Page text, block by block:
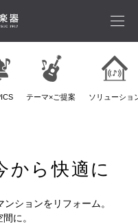
テーマ×ご提案 ソリューショ
から快適に
ションをリフォーム。
に。